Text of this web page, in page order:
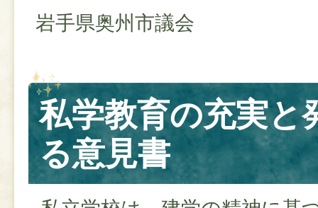
岩手県奥州市議会
私学教育の充実と
る意見書